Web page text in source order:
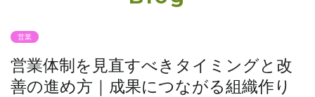
営業
営業体制を見直すべきタイミングと改
善の進め方｜成果につながる組織作り